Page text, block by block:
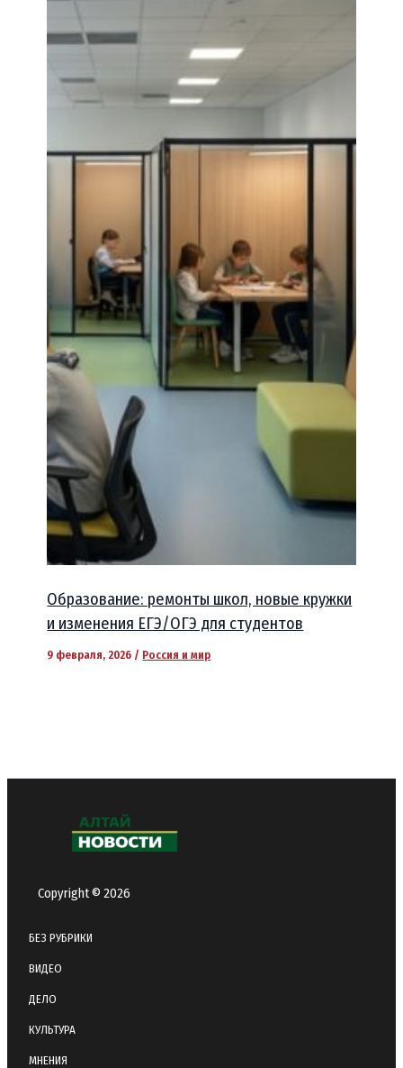
Образование: ремонты школ, новые кружки
и изменения ЕГЭ/ОГЭ для студентов
9 февраля, 2026 / Россия и мир
Copyright © 2026
БЕЗ РУБРИКИ
ВИДЕО
ДЕЛО
КУЛЬТУРА
МНЕНИЯ